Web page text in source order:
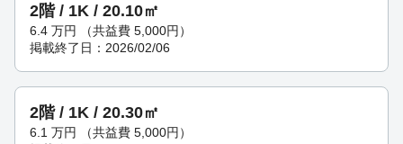
2階 / 1K / 20.10㎡
6.4 万円 （共益費 5,000円）
掲載終了日：2026/02/06
2階 / 1K / 20.30㎡
6.1 万円 （共益費 5,000円）